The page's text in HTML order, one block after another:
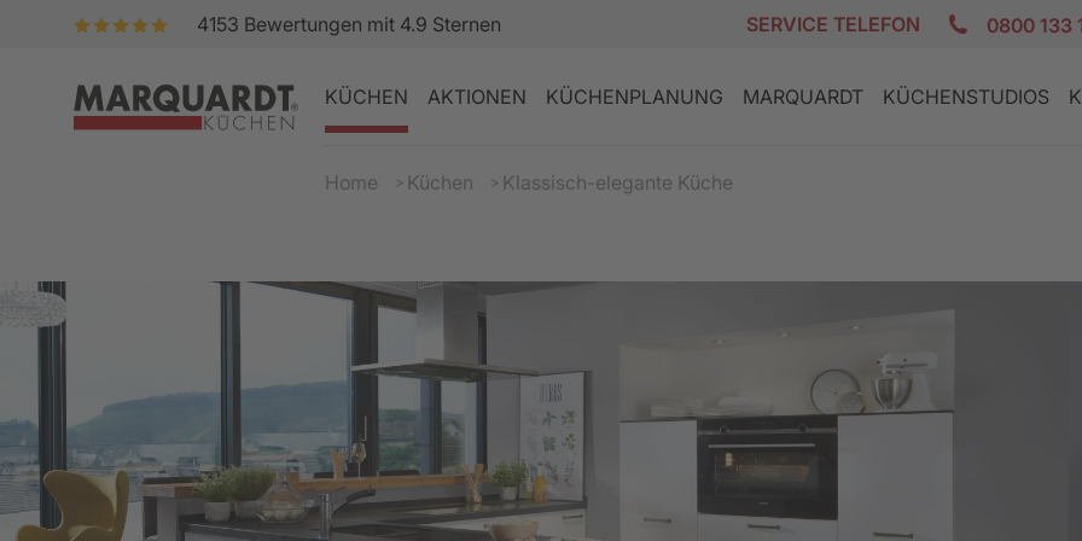
4153 Bewertungen mit 4.9 Sternen SERVICE TELEFON 0800 133
KÜCHEN
GRANIT IN DER KÜCHE DESIGN KÜCHEN
AKTIONEN
AKTIONSKÜCHEN GRANIT AKTION
KÜCHENPLANUNG
KÜCHENPLANER PLANUNGSCHECKLISTE
MARQUARDT
EIGENES GRANITWERK ZUFRIEDENE KUNDEN
KÜCHENSTUDIOS
KÜCHENPLANUNG REZEPTE
Home Küchen Klassisch-elegante Küche